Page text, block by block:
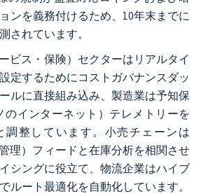
ンを義務付けるため、10年末までに
されています。
ビス・保険）セクターはリアルタイ
定するためにコストガバナンスダッ
ルに直接組み込み、製造業は予知保
のインターネット）テレメトリーを
調整しています。小売チェーンは
理）フィードと在庫分析を相関させ
シングに役立て、物流企業はハイブ
ルート最適化を自動化しています。